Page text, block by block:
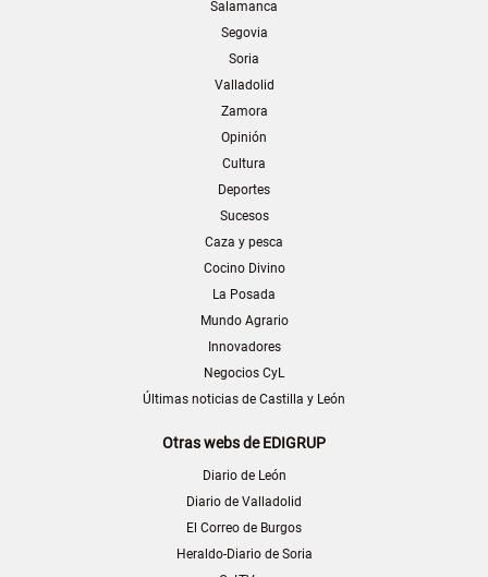
Salamanca
Segovia
Soria
Valladolid
Zamora
Opinión
Cultura
Deportes
Sucesos
Caza y pesca
Cocino Divino
La Posada
Mundo Agrario
Innovadores
Negocios CyL
Últimas noticias de Castilla y León
Otras webs de EDIGRUP
Diario de León
Diario de Valladolid
El Correo de Burgos
Heraldo-Diario de Soria